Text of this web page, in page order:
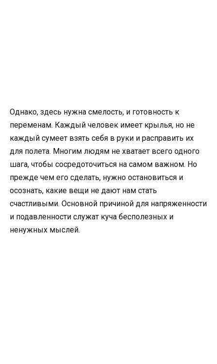
Однако, здесь нужна смелость, и готовность к
переменам. Каждый человек имеет крылья, но не
каждый сумеет взять себя в руки и расправить их
для полета. Многим людям не хватает всего одного
шага, чтобы сосредоточиться на самом важном. Но
прежде чем его сделать, нужно остановиться и
осознать, какие вещи не дают нам стать
счастливыми. Основной причиной для напряженности
и подавленности служат куча бесполезных и
ненужных мыслей.